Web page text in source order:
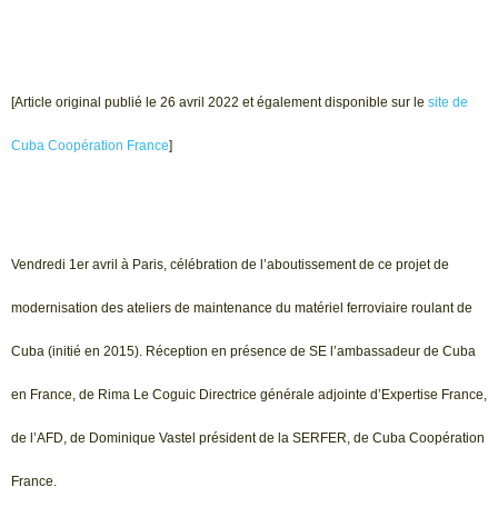
[Article original publié le 26 avril 2022 et également disponible sur le site de
Cuba Coopération France]
Vendredi 1er avril à Paris, célébration de l’aboutissement de ce projet de
modernisation des ateliers de maintenance du matériel ferroviaire roulant de
Cuba (initié en 2015). Réception en présence de SE l’ambassadeur de Cuba
en France, de Rima Le Coguic Directrice générale adjointe d’Expertise France,
de l’AFD, de Dominique Vastel président de la SERFER, de Cuba Coopération
France.